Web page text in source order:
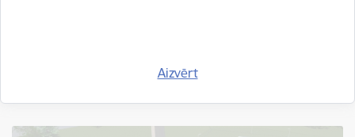
Aizvērt
robežsargu mācības” ietvaros ir noslēgusies iepirkuma